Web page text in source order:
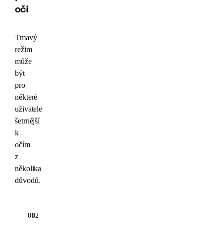
oči
Tmavý
režim
může
být
pro
některé
uživatele
šetrnější
k
očím
z
několika
důvodů.
0102